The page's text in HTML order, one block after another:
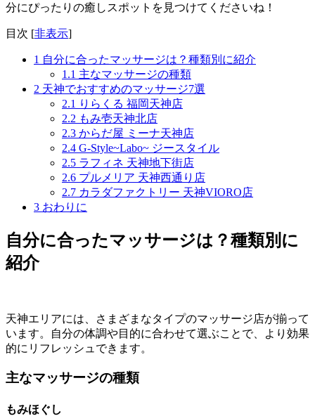
分にぴったりの癒しスポットを見つけてくださいね！
目次 [非表示]
1 自分に合ったマッサージは？種類別に紹介
1.1 主なマッサージの種類
2 天神でおすすめのマッサージ7選
2.1 りらくる 福岡天神店
2.2 もみ壱天神北店
2.3 からだ屋 ミーナ天神店
2.4 G-Style~Labo~ ジースタイル
2.5 ラフィネ 天神地下街店
2.6 プルメリア 天神西通り店
2.7 カラダファクトリー 天神VIORO店
3 おわりに
自分に合ったマッサージは？種類別に
紹介
天神エリアには、さまざまなタイプのマッサージ店が揃って
います。自分の体調や目的に合わせて選ぶことで、より効果
的にリフレッシュできます。
主なマッサージの種類
もみほぐし